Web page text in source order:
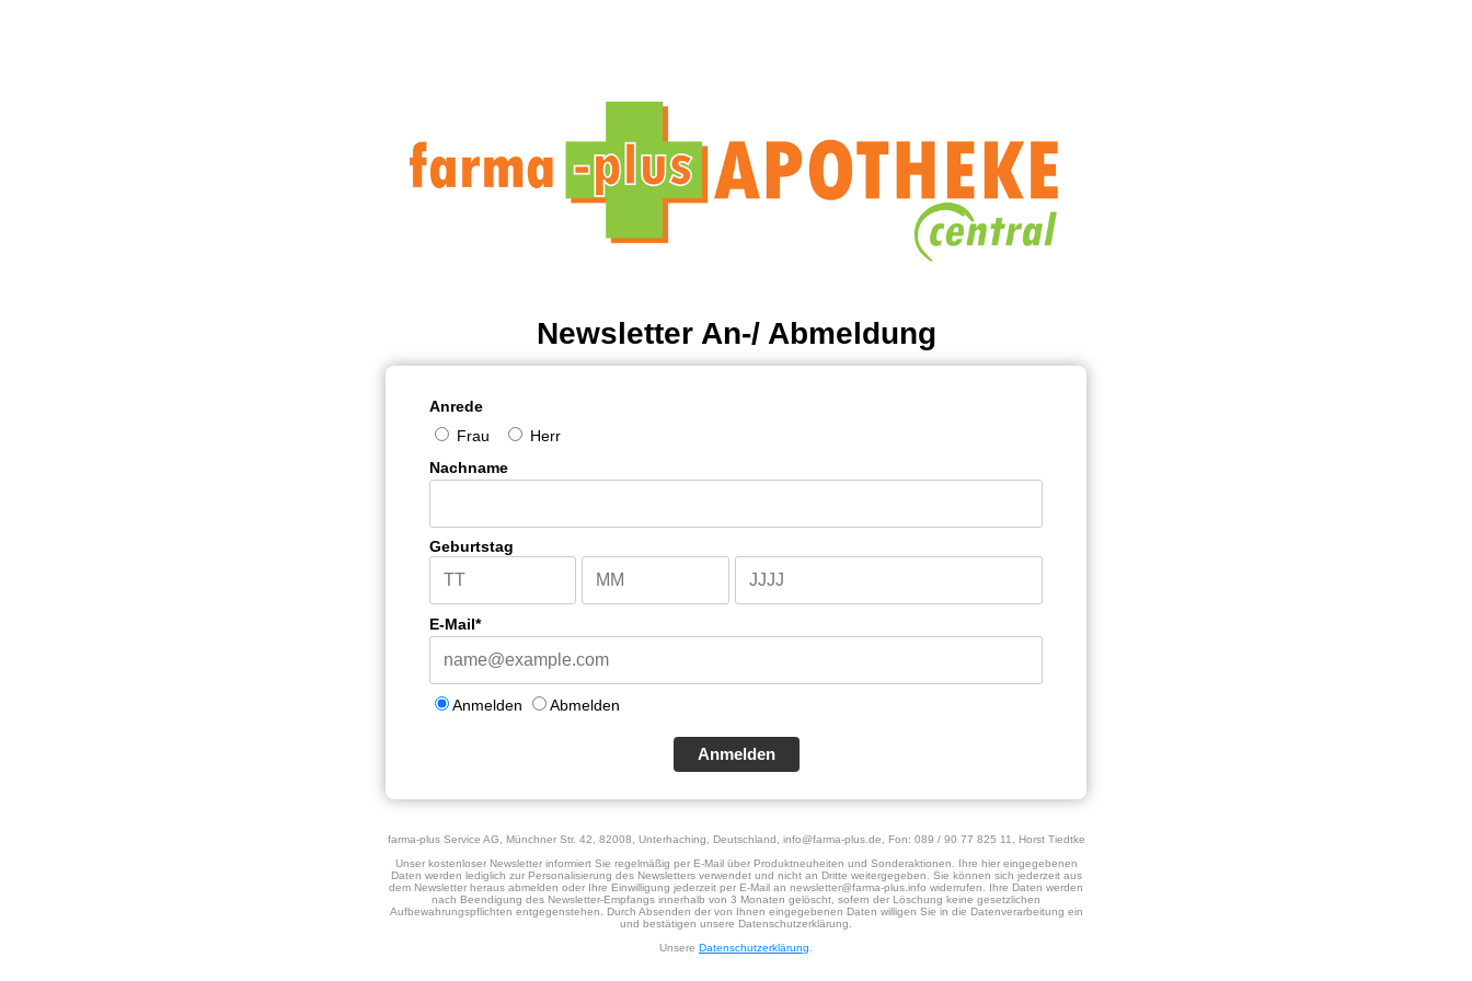
Newsletter An-/ Abmeldung
Anrede
Frau
Herr
Nachname
Geburtstag
E-Mail*
Anmelden Abmelden
Anmelden
farma-plus Service AG, Münchner Str. 42, 82008, Unterhaching, Deutschland, info@farma-plus.de, Fon: 089 / 90 77 825 11, Horst Tiedtke
Unser kostenloser Newsletter informiert Sie regelmäßig per E-Mail über Produktneuheiten und Sonderaktionen. Ihre hier eingegebenen
Daten werden lediglich zur Personalisierung des Newsletters verwendet und nicht an Dritte weitergegeben. Sie können sich jederzeit aus
dem Newsletter heraus abmelden oder Ihre Einwilligung jederzeit per E-Mail an newsletter@farma-plus.info widerrufen. Ihre Daten werden
nach Beendigung des Newsletter-Empfangs innerhalb von 3 Monaten gelöscht, sofern der Löschung keine gesetzlichen
Aufbewahrungspflichten entgegenstehen. Durch Absenden der von Ihnen eingegebenen Daten willigen Sie in die Datenverarbeitung ein
und bestätigen unsere Datenschutzerklärung.
Unsere Datenschutzerklärung.